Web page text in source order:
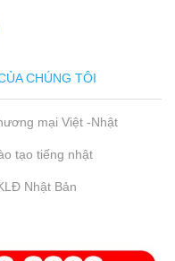
CHÚNG TÔI
mại Việt -Nhật
tạo tiếng nhật
Nhật Bản